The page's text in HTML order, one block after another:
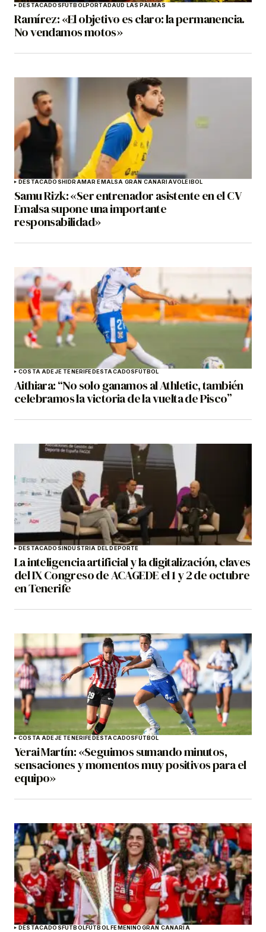
DESTACADOSFÚTBOLPORTADAUD LAS PALMAS
Ramírez: «El objetivo es claro: la permanencia.
No vendamos motos»
DESTACADOSHIDRAMAR EMALSA GRAN CANARIAVOLEIBOL
Samu Rizk: «Ser entrenador asistente en el CV
Emalsa supone una importante
responsabilidad»
COSTA ADEJE TENERIFEDESTACADOSFÚTBOL
Aithiara: “No solo ganamos al Athletic, también
celebramos la victoria de la vuelta de Pisco”
DESTACADOSINDUSTRIA DEL DEPORTE
La inteligencia artificial y la digitalización, claves
del IX Congreso de ACAGEDE el 1 y 2 de octubre
en Tenerife
COSTA ADEJE TENERIFEDESTACADOSFÚTBOL
Yerai Martín: «Seguimos sumando minutos,
sensaciones y momentos muy positivos para el
equipo»
DESTACADOSFÚTBOLFÚTBOL FEMENINOGRAN CANARIA